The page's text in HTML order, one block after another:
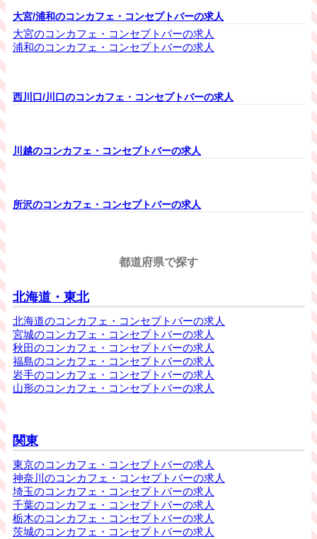
大宮/浦和のコンカフェ・コンセプトバーの求人
大宮のコンカフェ・コンセプトバーの求人
浦和のコンカフェ・コンセプトバーの求人
西川口/川口のコンカフェ・コンセプトバーの求人
川越のコンカフェ・コンセプトバーの求人
所沢のコンカフェ・コンセプトバーの求人
都道府県で探す
北海道・東北
北海道のコンカフェ・コンセプトバーの求人
宮城のコンカフェ・コンセプトバーの求人
秋田のコンカフェ・コンセプトバーの求人
福島のコンカフェ・コンセプトバーの求人
岩手のコンカフェ・コンセプトバーの求人
山形のコンカフェ・コンセプトバーの求人
関東
東京のコンカフェ・コンセプトバーの求人
神奈川のコンカフェ・コンセプトバーの求人
埼玉のコンカフェ・コンセプトバーの求人
千葉のコンカフェ・コンセプトバーの求人
栃木のコンカフェ・コンセプトバーの求人
茨城のコンカフェ・コンセプトバーの求人